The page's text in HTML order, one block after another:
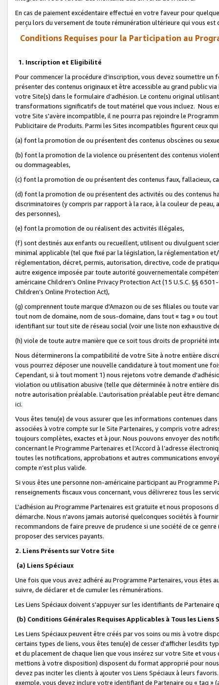
En cas de paiement excédentaire effectué en votre faveur pour
perçu lors du versement de toute rémunération ultérieure qui vous est
Conditions Requises pour la Participation au
1. Inscription et Eligibilité
Pour commencer la procédure d’inscription, vous devez soumettre
présenter des contenus originaux et être accessible au grand public
votre Site(s) dans le formulaire d’adhésion. Le contenu original
transformations significatifs de tout matériel que vous incluez. Nous
votre Site s'avère incompatible, il ne pourra pas rejoindre le
Publicitaire de Produits. Parmi les Sites incompatibles figurent ceux
(a) font la promotion de ou présentent des contenus obscènes ou
(b) font la promotion de la violence ou présentent des contenus
ou dommageables,
(c) font la promotion de ou présentent des contenus faux, fallacieux,
(d) font la promotion de ou présentent des activités ou des contenus
discriminatoires (y compris par rapport à la race, à la couleur de
des personnes),
(e) font la promotion de ou réalisent des activités illégales,
(f) sont destinés aux enfants ou recueillent, utilisent ou divulguent
minimal applicable (tel que fixé par la législation, la réglementation
réglementation, décret, permis, autorisation, directive, code de
autre exigence imposée par toute autorité gouvernementale
américaine Children’s Online Privacy Protection Act (15 U.S.C. §§
Children’s Online Protection Act),
(g) comprennent toute marque d'Amazon ou de ses filiales ou toute
tout nom de domaine, nom de sous-domaine, dans tout « tag » ou
identifiant sur tout site de réseau social (voir une liste non exhaustive
(h) viole de toute autre manière que ce soit tous droits de propriété
Nous déterminerons la compatibilité de votre Site à notre entière
vous pourrez déposer une nouvelle candidature à tout moment une
Cependant, si à tout moment 1) nous rejetons votre demande
violation ou utilisation abusive (telle que déterminée à notre entière
notre autorisation préalable. L'autorisation préalable peut être
ici.
Vous êtes tenu(e) de vous assurer que les informations contenues
associées à votre compte sur le Site Partenaires, y compris votre
toujours complètes, exactes et à jour. Nous pouvons envoyer des
concernant le Programme Partenaires et l'Accord à l’adresse
toutes les notifications, approbations et autres communications
compte n’est plus valide.
Si vous êtes une personne non-américaine participant au
renseignements fiscaux vous concernant, vous délivrerez tous les
L'adhésion au Programme Partenaires est gratuite et nous proposons
démarche. Nous n'avons jamais autorisé quelconques sociétés à
recommandons de faire preuve de prudence si une société de ce
proposer des services payants.
2. Liens Présents sur Votre Site
(a) Liens Spéciaux
Une fois que vous avez adhéré au Programme Partenaires, vous êtes
suivre, de déclarer et de cumuler les rémunérations.
Les Liens Spéciaux doivent s'appuyer sur les identifiants de Partenaire
(b) Conditions Générales Requises Applicables à Tous les Liens
Les Liens Spéciaux peuvent être créés par vos soins ou mis à votre
certains types de liens, vous êtes tenu(e) de cesser d'afficher lesdits
et du placement de chaque lien que vous insérez sur votre Site et
mettions à votre disposition) disposent du format approprié pour
devez pas inciter les clients à ajouter vos Liens Spéciaux à leurs
exemple, vous devez inclure votre identifiant de Partenaire ou « tag